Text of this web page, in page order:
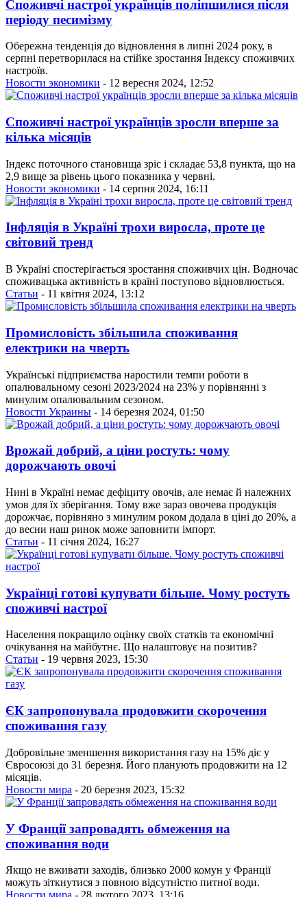
Споживчі настрої українців поліпшилися після
періоду песимізму
Обережна тенденція до відновлення в липні 2024 року, в
серпні перетворилася на стійке зростання Індексу споживчих
настроїв.
Новости экономики - 12 вересня 2024, 12:52
Споживчі настрої українців зросли вперше за
кілька місяців
Індекс поточного становища зріс і складає 53,8 пункта, що на
2,9 вище за рівень цього показника у червні.
Новости экономики - 14 серпня 2024, 16:11
Інфляція в Україні трохи виросла, проте це
світовий тренд
В Україні спостерігається зростання споживчих цін. Водночас
споживацька активність в країні поступово відновлюється.
Статьи - 11 квітня 2024, 13:12
Промисловість збільшила споживання
електрики на чверть
Українські підприємства наростили темпи роботи в
опалювальному сезоні 2023/2024 на 23% у порівнянні з
минулим опалювальним сезоном.
Новости Украины - 14 березня 2024, 01:50
Врожай добрий, а ціни ростуть: чому
дорожчають овочі
Нині в Україні немає дефіциту овочів, але немає й належних
умов для їх зберігання. Тому вже зараз овочева продукція
дорожчає, порівняно з минулим роком додала в ціні до 20%, а
до весни наш ринок може заповнити імпорт.
Статьи - 11 січня 2024, 16:27
Українці готові купувати більше. Чому ростуть
споживчі настрої
Населення покращило оцінку своїх статків та економічні
очікування на майбутнє. Що налаштовує на позитив?
Статьи - 19 червня 2023, 15:30
ЄК запропонувала продовжити скорочення
споживання газу
Добровільне зменшення використання газу на 15% діє у
Євросоюзі до 31 березня. Його планують продовжити на 12
місяців.
Новости мира - 20 березня 2023, 15:32
У Франції запровадять обмеження на
споживання води
Якщо не вживати заходів, близько 2000 комун у Франції
можуть зіткнутися з повною відсутністю питної води.